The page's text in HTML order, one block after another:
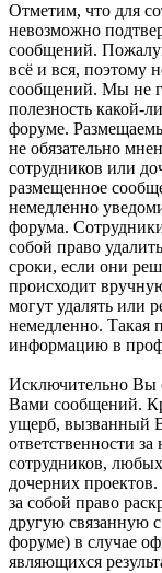
Отметим, что для
невозможно
сообщений.
всё и вся, поэтому
сообщений. Мы не
полезность какой-
форуме.
не обязательно
сотрудников или
размещенное
немедленно
форума.
собой право
сроки, если они
происходит
могут удалять или
немедленно. Такая
информацию в
Исключительно Вы
Вами сообщений.
ущерб, вызванный
ответственности
сотрудников,
дочерних
за собой право
другую связанную
форуме) в случае
являющихся